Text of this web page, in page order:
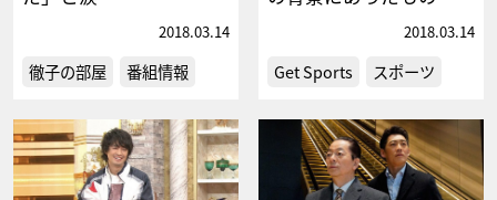
2018.03.14
徹子の部屋 番組情報
2018.03.14
Get Sports スポーツ